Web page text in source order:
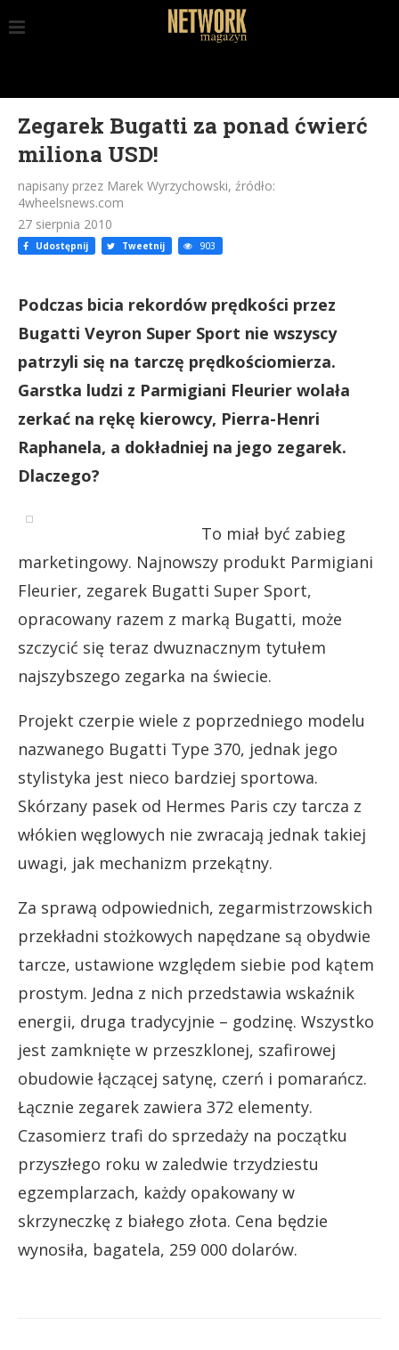
Zegarek Bugatti za ponad ćwierć
miliona USD!
napisany przez Marek Wyrzychowski, źródło:
4wheelsnews.com
27 sierpnia 2010
Udostępnij Tweetnij 903
Podczas bicia rekordów prędkości przez
Bugatti Veyron Super Sport nie wszyscy
patrzyli się na tarczę prędkościomierza.
Garstka ludzi z Parmigiani Fleurier wolała
zerkać na rękę kierowcy, Pierra-Henri
Raphanela, a dokładniej na jego zegarek.
Dlaczego?
To miał być zabieg
marketingowy. Najnowszy produkt Parmigiani
Fleurier, zegarek Bugatti Super Sport,
opracowany razem z marką Bugatti, może
szczycić się teraz dwuznacznym tytułem
najszybszego zegarka na świecie.
Projekt czerpie wiele z poprzedniego modelu
nazwanego Bugatti Type 370, jednak jego
stylistyka jest nieco bardziej sportowa.
Skórzany pasek od Hermes Paris czy tarcza z
włókien węglowych nie zwracają jednak takiej
uwagi, jak mechanizm przekątny.
Za sprawą odpowiednich, zegarmistrzowskich
przekładni stożkowych napędzane są obydwie
tarcze, ustawione względem siebie pod kątem
prostym. Jedna z nich przedstawia wskaźnik
energii, druga tradycyjnie – godzinę. Wszystko
jest zamknięte w przeszklonej, szafirowej
obudowie łączącej satynę, czerń i pomarańcz.
Łącznie zegarek zawiera 372 elementy.
Czasomierz trafi do sprzedaży na początku
przyszłego roku w zaledwie trzydziestu
egzemplarzach, każdy opakowany w
skrzyneczkę z białego złota. Cena będzie
wynosiła, bagatela, 259 000 dolarów.